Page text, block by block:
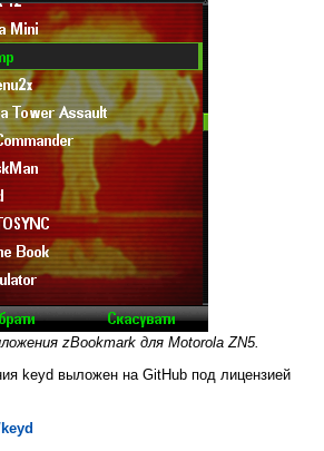
zBookmark для Motorola ZN5.
keyd выложен на GitHub под лицензией